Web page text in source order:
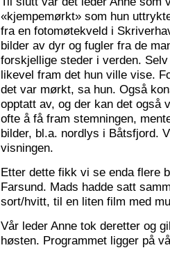
«kjempemørkt» som hun
fra en fotomøtekveld i
bilder av dyr og fugler fra de
forskjellige steder i verden.
likevel fram det hun ville vise.
det var mørkt, sa hun. Også
opptatt av, og der kan det
ofte å få fram stemningen,
bilder, bl.a. nordlys i Båtsfjord.
visningen.
Etter dette fikk vi se enda flere
Farsund. Mads hadde satt
sort/hvitt, til en liten film med
Vår leder Anne tok deretter og
høsten. Programmet ligger på